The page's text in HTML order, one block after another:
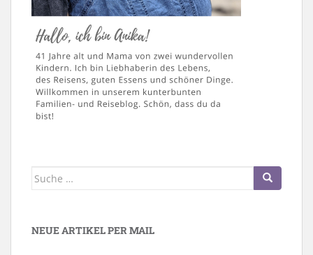
Suche
NEUE ARTIKEL PER MAIL